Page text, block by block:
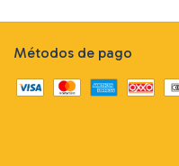
Métodos de pago